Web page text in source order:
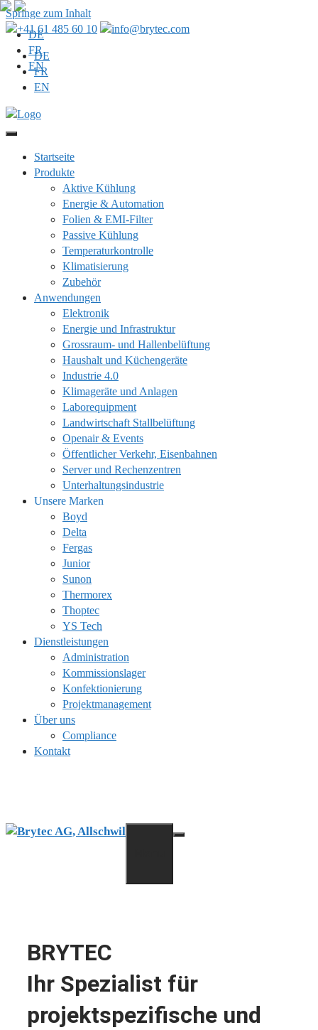
Springe zum Inhalt
+41 61 485 60 10
info@brytec.com
DE
FR
EN
Startseite
Produkte
Aktive Kühlung
Energie & Automation
Folien & EMI-Filter
Passive Kühlung
Temperaturkontrolle
Klimatisierung
Zubehör
Anwendungen
Elektronik
Energie und Infrastruktur
Grossraum- und Hallenbelüftung
Haushalt und Küchengeräte
Industrie 4.0
Klimageräte und Anlagen
Laborequipment
Landwirtschaft Stallbelüftung
Openair & Events
Öffentlicher Verkehr, Eisenbahnen
Server und Rechenzentren
Unterhaltungsindustrie
Unsere Marken
Boyd
Delta
Fergas
Junior
Sunon
Thermorex
Thoptec
YS Tech
Dienstleistungen
Administration
Kommissionslager
Konfektionierung
Projektmanagement
Über uns
Compliance
Kontakt
DE
FR
EN
BRYTEC
Ihr Spezialist für
projektspezifische und